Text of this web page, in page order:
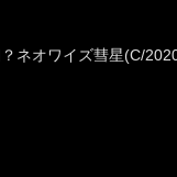
ネオワイズ彗星(C/